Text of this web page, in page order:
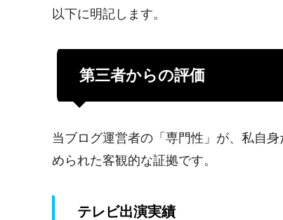
以下に明記します。
第三者からの評価
当ブログ運営者の「専門性」が、私自
められた客観的な証拠です。
テレビ出演実績